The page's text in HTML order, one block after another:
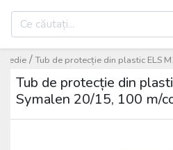
Tub de protecție din plastic ELS
/
Tub de protecție din
Symalen 20/15, 100 m/